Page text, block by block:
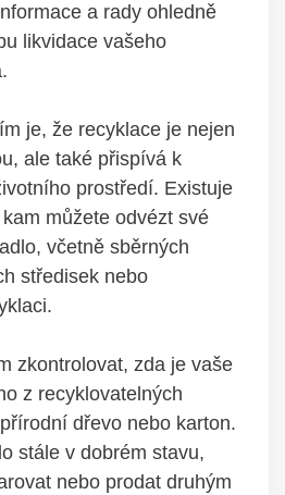
a rady ohledně
likvidace vašeho
je, že recyklace je nejen
ale také přispívá k
prostředí. Existuje
můžete odvézt své
včetně sběrných
středisek nebo
zkontrolovat, zda je vaše
z recyklovatelných
dřevo nebo karton.
stále v dobrém stavu,
nebo prodat druhým